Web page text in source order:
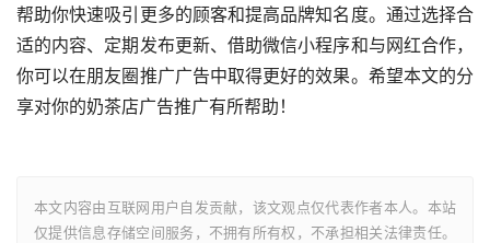
帮助你快速吸引更多的顾客和提高品牌知名度。通过选择合
适的内容、定期发布更新、借助微信小程序和与网红合作，
你可以在朋友圈推广广告中取得更好的效果。希望本文的分
享对你的奶茶店广告推广有所帮助！
本文内容由互联网用户自发贡献，该文观点仅代表作者本人。本站
仅提供信息存储空间服务，不拥有所有权，不承担相关法律责任。